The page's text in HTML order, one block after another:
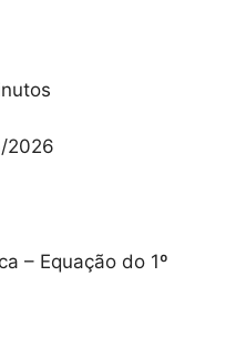
2026
– Equação do 1º